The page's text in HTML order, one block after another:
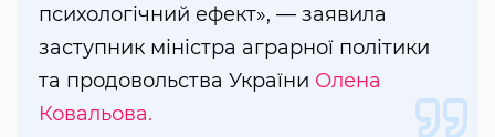
психологічний ефект», — заявила
заступник міністра аграрної політики
та продовольства України Олена
Ковальова.